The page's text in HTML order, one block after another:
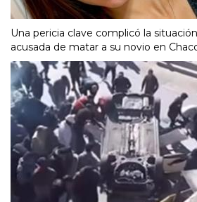
Una pericia clave complicó la
acusada de matar a su novio en